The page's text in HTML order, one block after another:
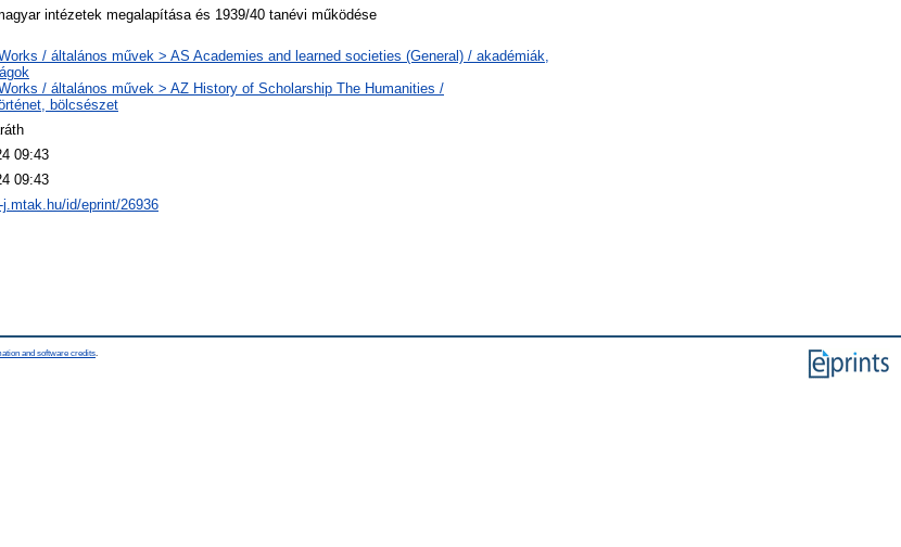
intézetek megalapítása és 1939/40 tanévi működése
/ általános művek > AS Academies and learned societies (General) / akadémiák,
/ általános művek > AZ History of Scholarship The Humanities /
bölcsészet
09:43
09:43
j.mtak.hu/id/eprint/26936
and software credits